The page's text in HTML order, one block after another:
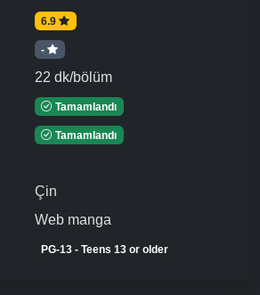
6.9
-
22 dk/bölüm
Tamamlandı
Tamamlandı
Çin
Web manga
PG-13 - Teens 13 or older